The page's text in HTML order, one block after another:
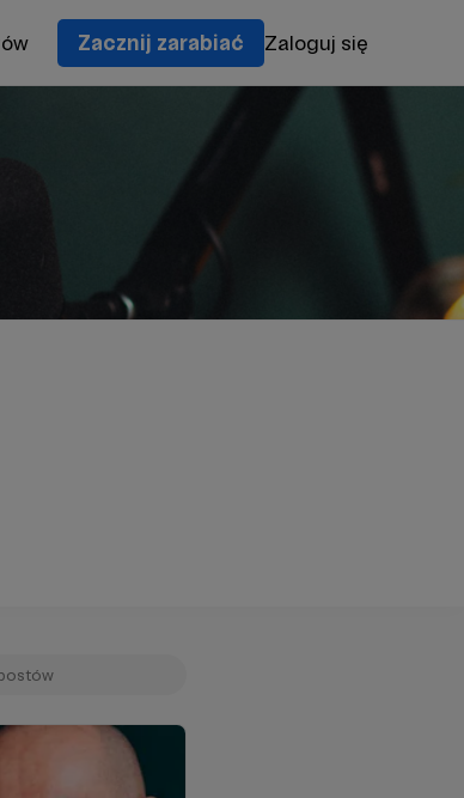
Zacznij zarabiać Zaloguj się